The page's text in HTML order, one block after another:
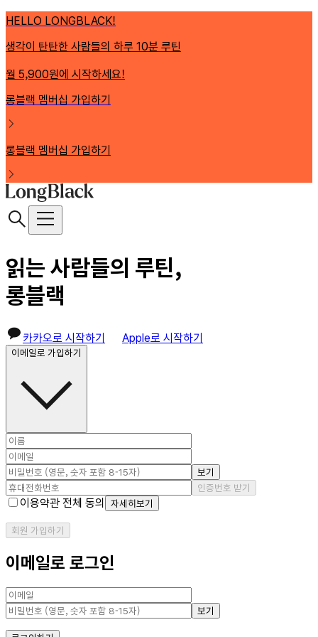
HELLO LONGBLACK!
생각이 탄탄한 사람들의 하루 10분 루틴
월 5,900원에 시작하세요!
롱블랙 멤버십 가입하기
롱블랙 멤버십 가입하기
읽는 사람들의 루틴,
롱블랙
카카오로 시작하기 Apple로 시작하기
이메일로 가입하기
보기
인증번호 받기
이용약관 전체 동의 자세히보기
회원 가입하기
이메일로 로그인
보기